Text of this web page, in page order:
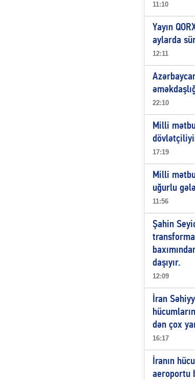
11:10
Yayın
aylarda
12:11
22:10
Milli
17:19
Milli
uğurlu
11:56
Şahin
daşıyır.
12:09
İran
dən çox
16:17
İranın
aeroportu